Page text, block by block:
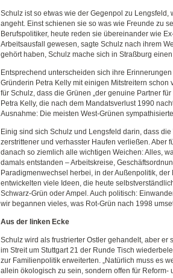
Schulz ist so etwas wie der Gegenpol zu
angeht. Einst schienen sie so was wie Freunde zu
Berufspolitiker, heute reden sie übereinander wie
Arbeitsausfall gewesen, sagte Schulz nach ihrem
gehört haben, Schulz mache sich in Straßburg
Entsprechend unterscheiden sich ihre
Gründerin Petra Kelly mit einigen Mitstreitern
für Schulz, dass die Grünen „der genuine Partner
Petra Kelly, die nach dem Mandatsverlust 1990
Ausnahme: Die meisten West-Grünen
Einig sind sich Schulz und Lengsfeld darin, dass
zerstrittener und verhasster Haufen verließen. Aber
danach so ziemlich alle wichtigen Weichen: Alles,
damals entstanden – Arbeitskreise,
Paradigmenwechsel herbei, in der Außenpolitik,
entwickelten viele Ideen, die heute
Schwarz-Grün oder Ampel. Auch politisch:
wir begannen vieles, was Rot-Grün nach 1998
Aus der linken Ecke
Schulz wird als frustrierter Ostler gehandelt, aber er
im Streit um Stuttgart 21 der Runde Tisch
zur Familienpolitik erweiterten. „Natürlich muss es
allein ökologisch zu sein, sondern offen für